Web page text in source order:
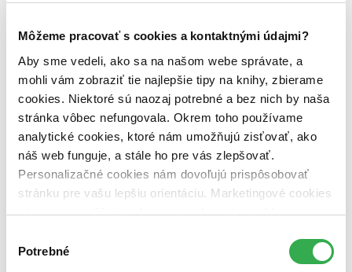
Môžeme pracovať s cookies a kontaktnými údajmi?
Aby sme vedeli, ako sa na našom webe správate, a
mohli vám zobraziť tie najlepšie tipy na knihy, zbierame
cookies. Niektoré sú naozaj potrebné a bez nich by naša
stránka vôbec nefungovala. Okrem toho používame
analytické cookies, ktoré nám umožňujú zisťovať, ako
náš web funguje, a stále ho pre vás zlepšovať.
Personalizačné cookies nám dovoľujú prispôsobovať
stránku pre vašu lepšiu orientáciu. Marketingové cookies
nám zas umožňujú zobrazenie relevantnej reklamy.
nám pomohlo, keby sme mohli používať všetky tieto
súhlasu
Potrebné
predpredaj (0 titulov)predpredaj
dostupná (bez vypredaných) (0 titulov)dostupná (bez
vypredaných)
Nové / čítané
nová (0 titulov)nová
čítaná (0 titulov)čítaná
čítaná - výborný stav (0 titulov)čítaná - výborný stav
čítaná - mierne opotrebovaná (0 titulov)čítaná - mierne
čítané verzie vypredaných kníh (0 titulov)čítané verzie
vypredaných kníh